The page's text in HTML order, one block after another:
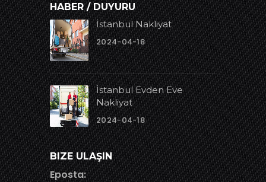
HABER / DUYURU
İstanbul Nakliyat
2024-04-18
İstanbul Evden Eve
Nakliyat
2024-04-18
BIZE ULAŞIN
Eposta: